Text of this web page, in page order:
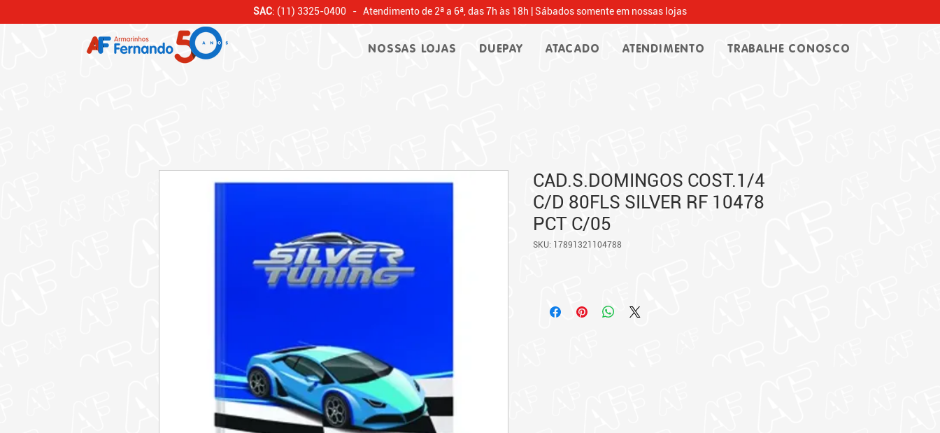
SAC: (11) 3325-0400 - Atendimento de 2ª a 6ª, das 7h às 18h | Sábados somente em nossas lojas
NOSSAS LOJAS DUEPAY ATACADO ATENDIMENTO TRABALHE CONOSCO
CAD.S.DOMINGOS COST.1/4
C/D 80FLS SILVER RF 10478
PCT C/05
SKU: 17891321104788